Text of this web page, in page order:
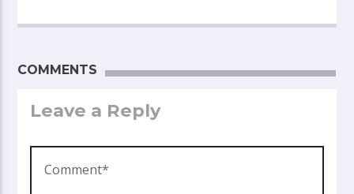
COMMENTS
Leave a Reply